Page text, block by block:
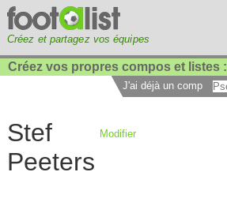
Créez et partagez vos équipes
Créez vos propres compos et listes :
J'ai déjà un compte :
Stef
Peeters
Modifier